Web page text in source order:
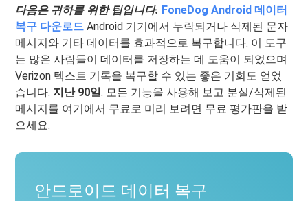
다음은 귀하를 위한 팁입니다. FoneDog Android 데이터
복구 다운로드 Android 기기에서 누락되거나 삭제된 문자
메시지와 기타 데이터를 효과적으로 복구합니다. 이 도구
는 많은 사람들이 데이터를 저장하는 데 도움이 되었으며
Verizon 텍스트 기록을 복구할 수 있는 좋은 기회도 얻었
습니다. 지난 90일. 모든 기능을 사용해 보고 분실/삭제된
메시지를 여기에서 무료로 미리 보려면 무료 평가판을 받
으세요.
안드로이드 데이터 복구